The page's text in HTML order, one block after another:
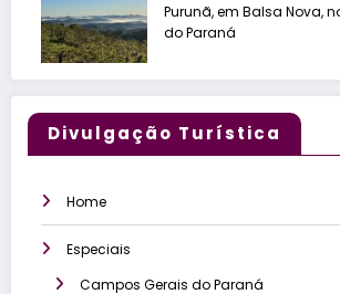
Purunã, em Balsa Nova,
do Paraná
Divulgação Turística
Home
Especiais
Campos Gerais do Paraná